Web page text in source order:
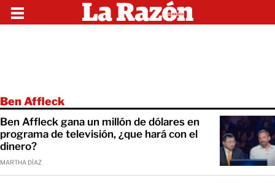
Ben Affleck
Ben Affleck gana un millón de dólares en
programa de televisión, ¿que hará con el
dinero?
MARTHA DÍAZ